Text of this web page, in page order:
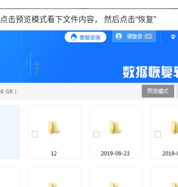
击预览模式看下文件内容， 然后点击“恢复”